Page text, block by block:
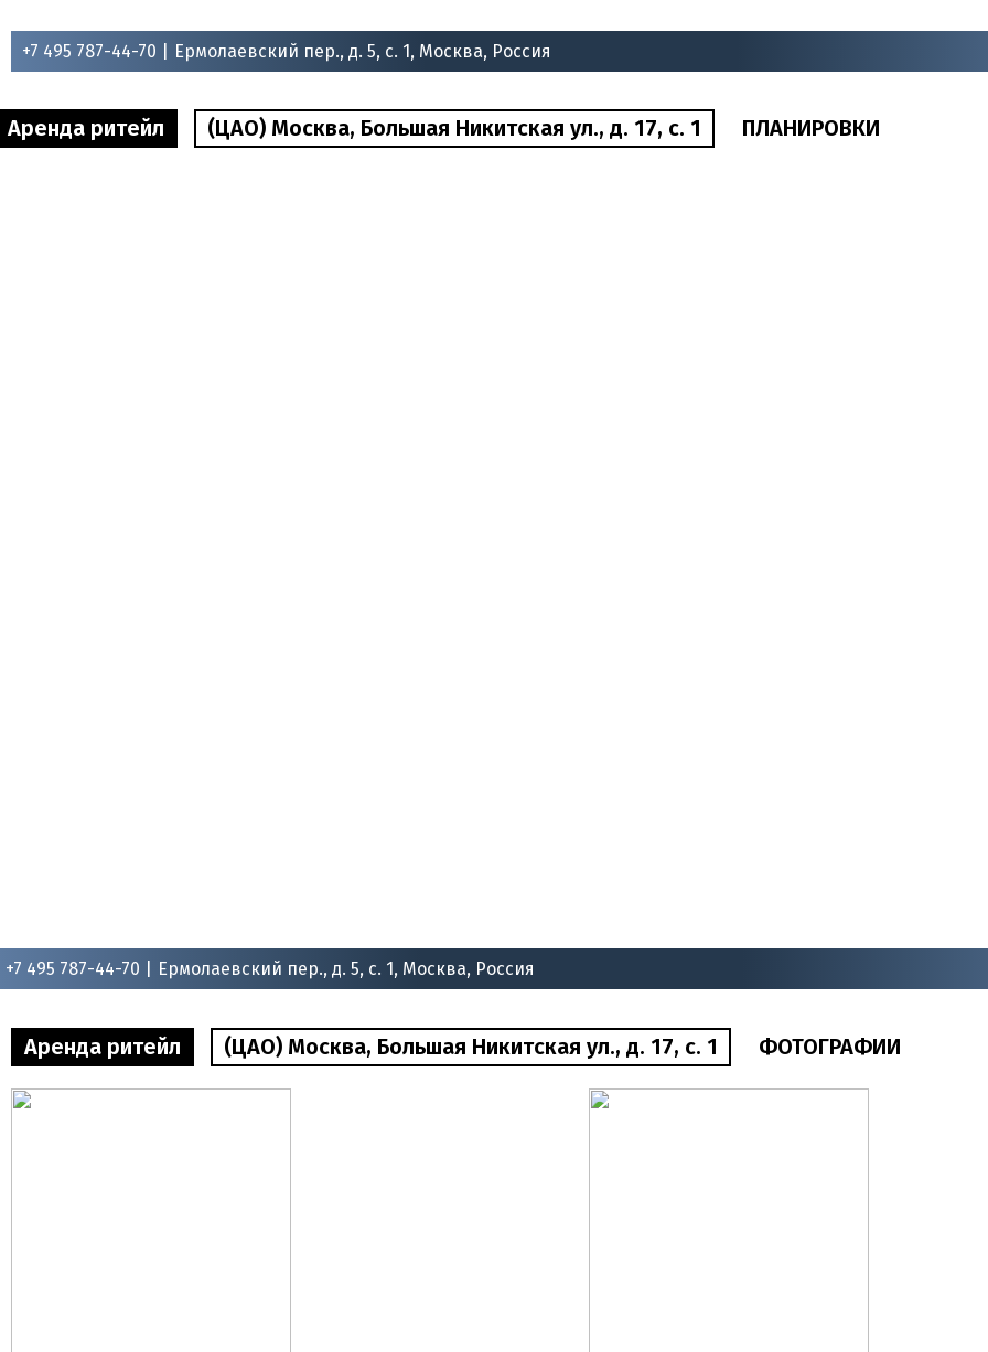
+7 495 787-44-70 | Ермолаевский пер., д. 5, с. 1, Москва, Россия
Аренда ритейл (ЦАО) Москва, Большая Никитская ул., д. 17, с. 1 ПЛАНИРОВКИ
+7 495 787-44-70 | Ермолаевский пер., д. 5, с. 1, Москва, Россия
Аренда ритейл (ЦАО) Москва, Большая Никитская ул., д. 17, с. 1 ФОТОГРАФИИ